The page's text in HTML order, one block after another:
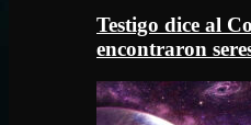
Testigo dice al
encontraron